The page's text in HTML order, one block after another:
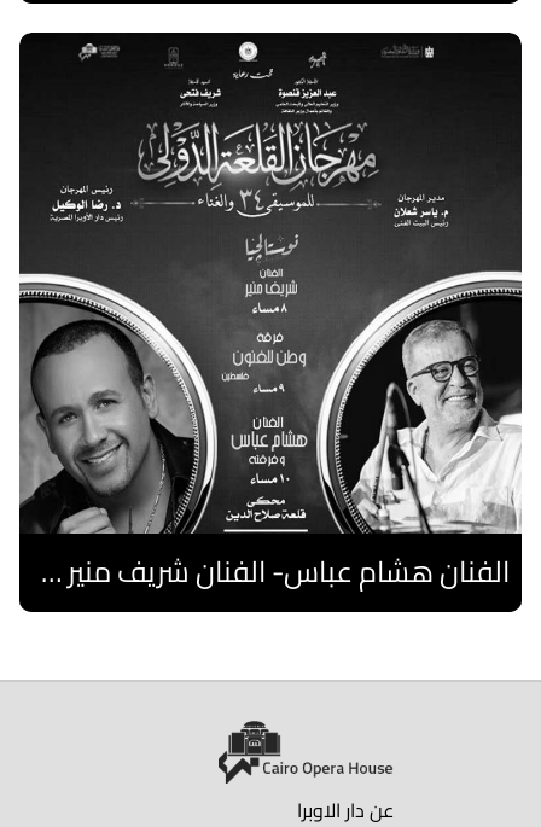
اقرا المزيد
الفنان هشام عباس- الفنان شريف منير "نوستالجيا"- فرقة فلسطين
عن دار الاوبرا